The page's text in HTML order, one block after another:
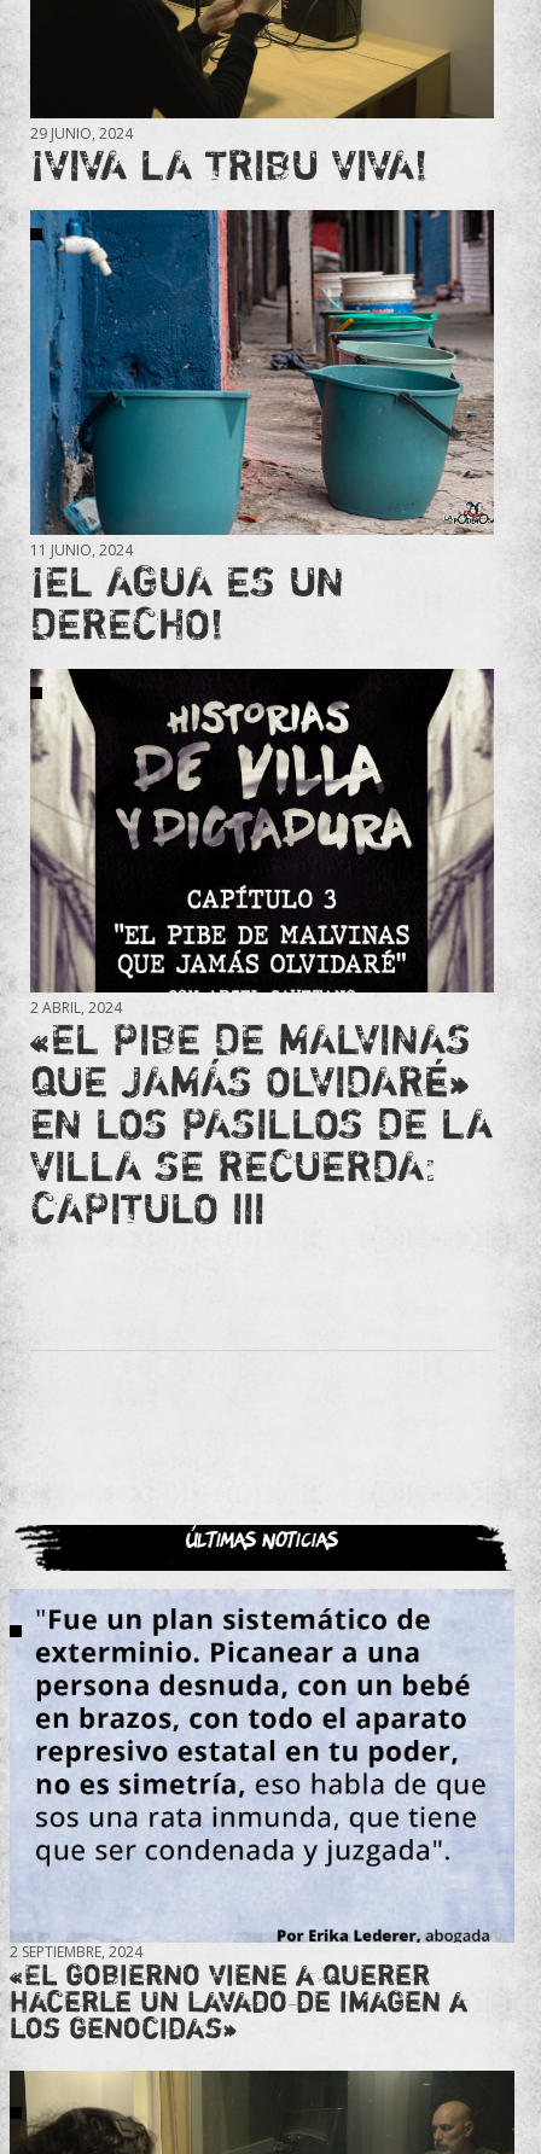
29 JUNIO, 2024
¡VIVA LA TRIBU VIVA!
11 JUNIO, 2024
¡EL AGUA ES UN
DERECHO!
2 ABRIL, 2024
«EL PIBE DE MALVINAS
QUE JAMÁS OLVIDARÉ»
EN LOS PASILLOS DE LA
VILLA SE RECUERDA:
CAPITULO III
Últimas noticias
2 SEPTIEMBRE, 2024
«El gobierno viene a querer
hacerle un lavado de imagen a
los genocidas»